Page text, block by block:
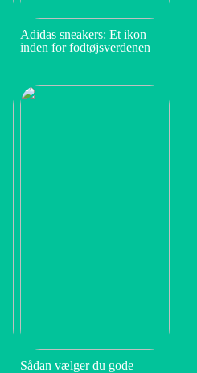
Adidas sneakers: Et ikon
inden for fodtøjsverdenen
Sådan vælger du gode